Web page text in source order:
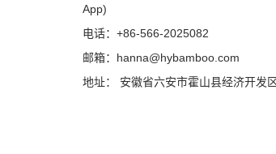
App)
电话：+86-566-2025082
邮箱：hanna@hybamboo.com
地址： 安徽省六安市霍山县经济开发